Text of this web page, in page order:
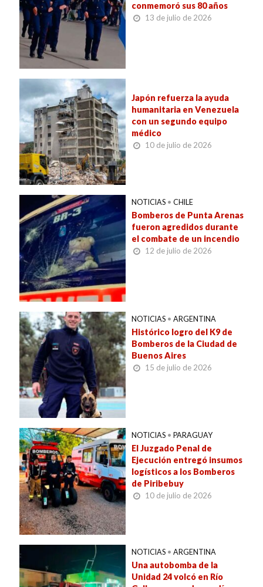
conmemoró sus 80 años
13 de julio de 2026
Japón refuerza la ayuda
humanitaria en Venezuela
con un segundo equipo
médico
10 de julio de 2026
NOTICIAS • CHILE
Bomberos de Punta Arenas
fueron agredidos durante
el combate de un incendio
12 de julio de 2026
NOTICIAS • ARGENTINA
Histórico logro del K9 de
Bomberos de la Ciudad de
Buenos Aires
15 de julio de 2026
NOTICIAS • PARAGUAY
El Juzgado Penal de
Ejecución entregó insumos
logísticos a los Bomberos
de Piribebuy
10 de julio de 2026
NOTICIAS • ARGENTINA
Una autobomba de la
Unidad 24 volcó en Río